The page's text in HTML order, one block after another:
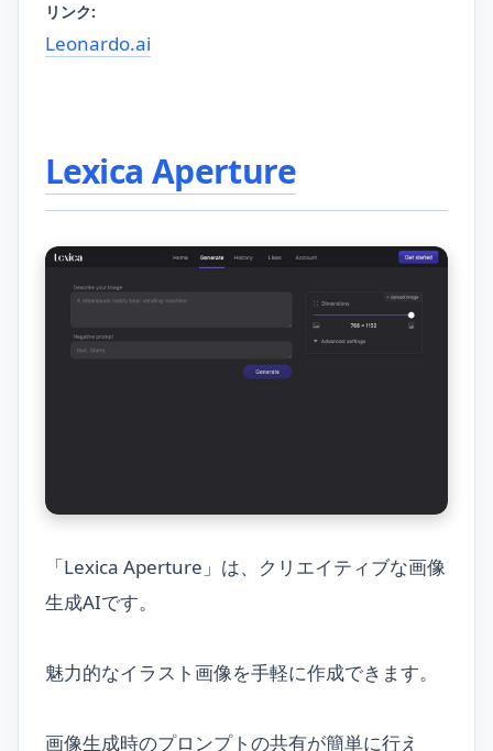
リンク:
Leonardo.ai
Lexica Aperture
「Lexica Aperture」は、クリエイティブな画像
生成AIです。
魅力的なイラスト画像を手軽に作成できます。
画像生成時のプロンプトの共有が簡単に行え